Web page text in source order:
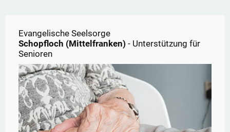
Evangelische Seelsorge
Schopfloch (Mittelfranken) - Unterstützung für
Senioren